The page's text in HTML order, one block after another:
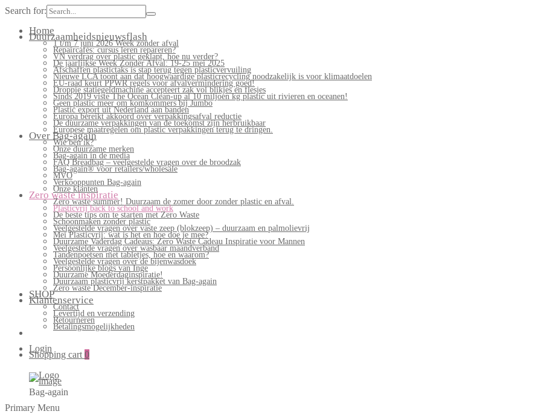
Search for:
Home
Duurzaamheidsnieuwsflash
1 t/m 7 juni 2026 Week zonder afval
Repaircafés: cursus leren repareren?
VN verdrag over plastic geklapt, hoe nu verder?
De jaarlijkse Week Zonder Afval: 19-25 mei 2025
Afschaffen plastictaks is stap terug tegen plasticvervuiling
Nieuwe LCA toont aan dat hoogwaardige plasticrecycling noodzakelijk is voor klimaatdoelen
EU-raad keurt PPWR regels voor afvalvermindering goed!
Droppie statiegeldmachine accepteert zak vol blikjes en flesjes
Sinds 2019 viste The Ocean Clean-up al 10 miljoen kg plastic uit rivieren en oceanen!
Geen plastic meer om komkommers bij Jumbo
Plastic export uit Nederland aan banden
Europa bereikt akkoord over verpakkingsafval reductie
De duurzame verpakkingen van de toekomst zijn herbruikbaar
Europese maatregelen om plastic verpakkingen terug te dringen.
Over Bag-again
Wie ben ik?
Onze duurzame merken
Bag-again in de media
FAQ Breadbag – veelgestelde vragen over de broodzak
Bag-again® voor retailers/wholesale
MVO
Verkooppunten Bag-again
Onze klanten
Zero waste inspiratie
Zero waste summer! Duurzaam de zomer door zonder plastic en afval.
Plasticvrij back to school and work
De beste tips om te starten met Zero Waste
Schoonmaken zonder plastic
Veelgestelde vragen over vaste zeep (blokzeep) – duurzaam en palmolievrij
Mei Plasticvrij: wat is het en hoe doe je mee?
Duurzame Vaderdag Cadeaus: Zero Waste Cadeau Inspiratie voor Mannen
Veelgestelde vragen over wasbaar maandverband
Tandenpoetsen met tabletjes, hoe en waarom?
Veelgestelde vragen over de bijenwasdoek
Persoonlijke blogs van Inge
Duurzame Moederdaginspiratie!
Duurzaam plasticvrij kerstpakket van Bag-again
Zero waste December-inspiratie
SHOP
Klantenservice
Contact
Levertijd en verzending
Retourneren
Betalingsmogelijkheden
Login
Shopping cart 0
Bag-again
Primary Menu